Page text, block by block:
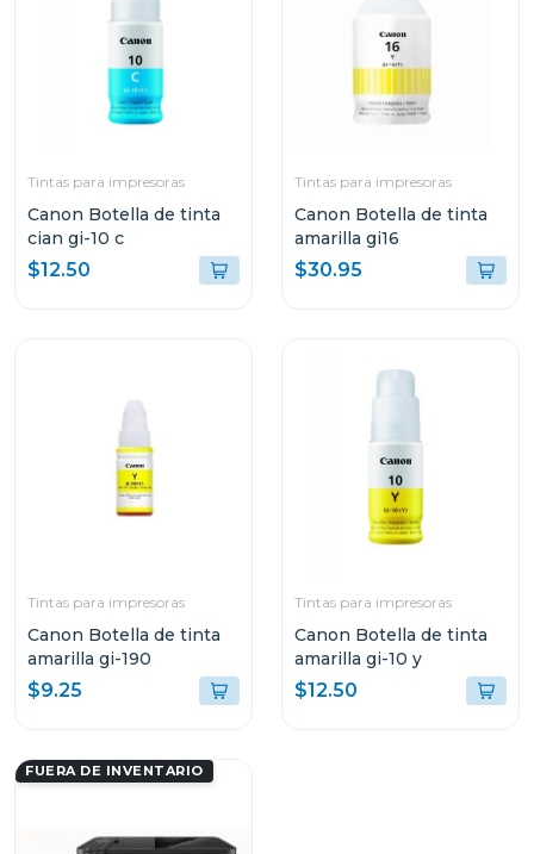
Tintas para impresoras
Canon Botella de tinta
cian gi-10 c
$12.50
Tintas para impresoras
Canon Botella de tinta
amarilla gi16
$30.95
Tintas para impresoras
Canon Botella de tinta
amarilla gi-190
$9.25
Tintas para impresoras
Canon Botella de tinta
amarilla gi-10 y
$12.50
FUERA DE INVENTARIO